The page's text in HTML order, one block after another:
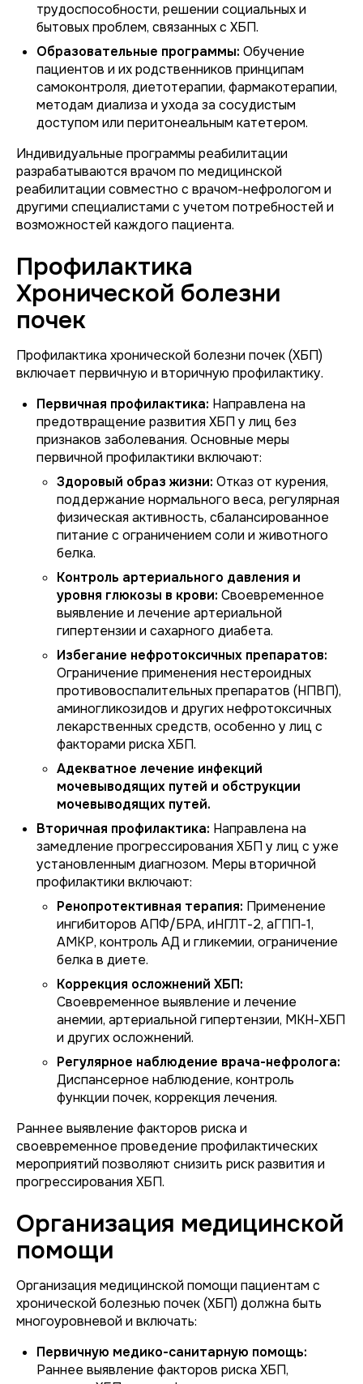
трудоспособности, решении социальных и
бытовых проблем, связанных с ХБП.
Образовательные программы: Обучение
пациентов и их родственников принципам
самоконтроля, диетотерапии, фармакотерапии,
методам диализа и ухода за сосудистым
доступом или перитонеальным катетером.
Индивидуальные программы реабилитации
разрабатываются врачом по медицинской
реабилитации совместно с врачом-нефрологом и
другими специалистами с учетом потребностей и
возможностей каждого пациента.
Профилактика
Хронической болезни
почек
Профилактика хронической болезни почек (ХБП)
включает первичную и вторичную профилактику.
Первичная профилактика: Направлена на
предотвращение развития ХБП у лиц без
признаков заболевания. Основные меры
первичной профилактики включают:
Здоровый образ жизни: Отказ от курения,
поддержание нормального веса, регулярная
физическая активность, сбалансированное
питание с ограничением соли и животного
белка.
Контроль артериального давления и
уровня глюкозы в крови: Своевременное
выявление и лечение артериальной
гипертензии и сахарного диабета.
Избегание нефротоксичных препаратов:
Ограничение применения нестероидных
противовоспалительных препаратов (НПВП),
аминогликозидов и других нефротоксичных
лекарственных средств, особенно у лиц с
факторами риска ХБП.
Адекватное лечение инфекций
мочевыводящих путей и обструкции
мочевыводящих путей.
Вторичная профилактика: Направлена на
замедление прогрессирования ХБП у лиц с уже
установленным диагнозом. Меры вторичной
профилактики включают:
Ренопротективная терапия: Применение
ингибиторов АПФ/БРА, иНГЛТ-2, аГПП-1,
АМКР, контроль АД и гликемии, ограничение
белка в диете.
Коррекция осложнений ХБП:
Своевременное выявление и лечение
анемии, артериальной гипертензии, МКН-ХБП
и других осложнений.
Регулярное наблюдение врача-нефролога:
Диспансерное наблюдение, контроль
функции почек, коррекция лечения.
Раннее выявление факторов риска и
своевременное проведение профилактических
мероприятий позволяют снизить риск развития и
прогрессирования ХБП.
Организация медицинской
помощи
Организация медицинской помощи пациентам с
хронической болезнью почек (ХБП) должна быть
многоуровневой и включать:
Первичную медико-санитарную помощь:
Раннее выявление факторов риска ХБП,